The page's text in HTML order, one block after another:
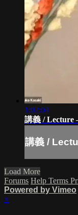
1:02:04
講義 / Lecture
講義 /
Load More
Forums Help Terms
Powered by Vimeo
×